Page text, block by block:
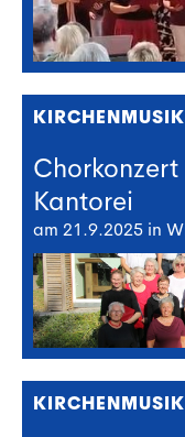
KIRCHENMUSIK
Kantorei
am 21.9.2025 in
KIRCHENMUSIK